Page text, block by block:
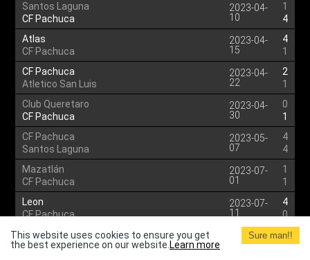
Santos Laguna
CF Pachuca
2023-04-
10
1
4
Atlas
CF Pachuca
2023-04-
15
4
1
CF Pachuca
Atletico San Luis
2023-04-
22
2
1
Club Queretaro
CF Pachuca
2023-04-
30
0
1
CF Pachuca
Santos Laguna
2023-05-
07
4
4
Mazatlán
CF Pachuca
2023-07-
01
1
1
Leon
CF Pachuca
2023-07-
11
4
0
CF Pachuca
U.N.A.M. - Pumas
2023-07-
1
1
This website uses cookies to ensure you get
the best experience on our website. Learn more
Sure man!!